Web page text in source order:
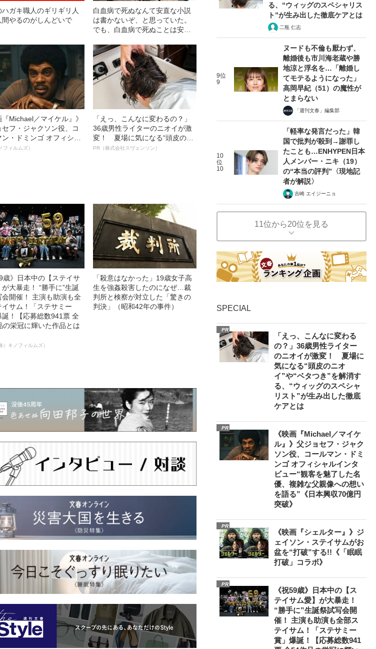
ハガキ職人のギリギリ人
間やるのがしんどいで
白血病で死ぬなんて安直な小説
は書かないぞ、と思っていた。
でも、白血病で死ぬことは安直
普遍的なこと。──長嶋有（後
編）
『Michael／マイケル』》
セフ・ジャクソン役、コ
・ドミンゴ オフィシャ
ビュー“観客を魅了した
フィルムズ）
「えっ、こんなに変わるの？」
36歳男性ライターのニオイが激
変！ 夏場に気になる“頭皮のニ
オイ”や“ベタつき”を解消す
PR（株式会社スヴェンソン）
歳》日本中の【ステイサ
が大暴走！ “勝手に”生誕
会開催！ 主演も助演も全
イサム！「ステサミー
誕！【応募総数941票 全
の栄冠に輝いた作品とは
）キノフィルムズ）
「殺意はなかった」19歳女子高
生を強姦殺害したのになぜ…裁
判所と検察が対立した「驚きの
判決」（昭和42年の事件）
る、“ウィッグのスペシャリス
ト”が生み出した徹底ケアとは
二瓶 仁志
9位
9
ヌードも不倫も厭わず、
離婚後も市川海老蔵や勝
地涼と浮名を…「離婚し
てモテるようになった」
高岡早紀（51）の魔性が
とまらない
「週刊文春」編集部
10
位
10
「軽率な発言だった」韓
国で批判が殺到→謝罪し
たことも…ENHYPEN日本
人メンバー・ニキ（19）
の“本当の評判”〈現地記
者が解説〉
吉崎 エイジーニョ
11位から20位を見る
SPECIAL
PR
「えっ、こんなに変わる
の？」36歳男性ライター
のニオイが激変！ 夏場に
気になる“頭皮のニオ
イ”や“ベタつき”を解消す
る、“ウィッグのスペシャ
リスト”が生み出した徹底
ケアとは
PR
《映画『Michael／マイケ
ル』》父ジョセフ・ジャク
ソン役、コールマン・ドミ
ンゴ オフィシャルインタ
ビュー“観客を魅了した名
優、複雑な父親像への想い
を語る”《日本興収70億円
突破》
PR
《映画『シェルター』》ジ
ェイソン・ステイサムがお
盆を“打破”する!!《「眠眠
打破」コラボ》
PR
《祝59歳》日本中の【ス
テイサム愛】が大暴走！
“勝手に”生誕祭試写会開
催！ 主演も助演も全部ス
テイサム！「ステサミー
賞」爆誕！【応募総数941